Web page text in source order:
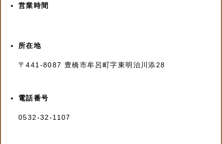
営業時間
所在地
〒441-8087 豊橋市牟呂町字東明治川添28
電話番号
0532-32-1107